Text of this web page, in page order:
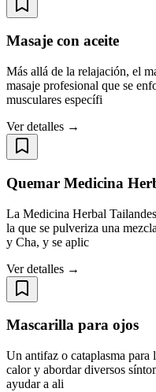
Masaje con aceite
Más allá de la relajación, el
masaje profesional que se
musculares específi
Ver detalles →
Quemar Medicina
La Medicina Herbal
la que se pulveriza una
y Cha, y se aplic
Ver detalles →
Mascarilla para ojos
Un antifaz o cataplasma para
calor y abordar diversos
ayudar a ali